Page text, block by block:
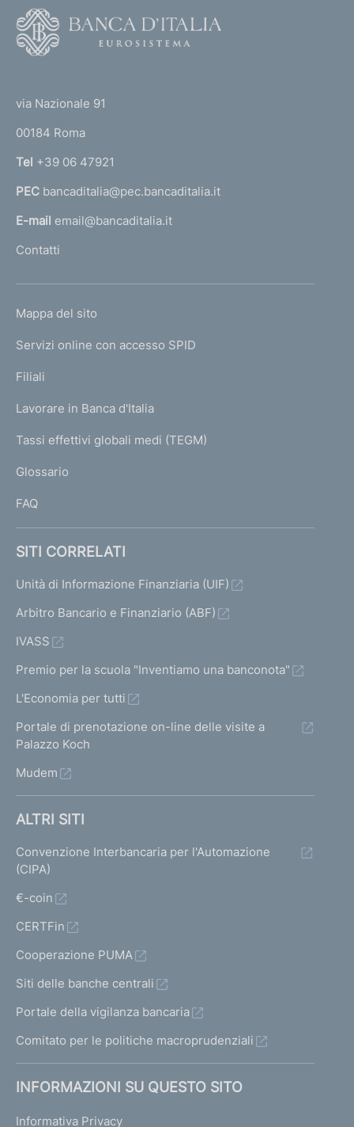
r
n
a
l
m
e
a
g
via Nazionale 91
00184 Roma
Tel +39 06 47921
PEC bancaditalia@pec.bancaditalia.it
E-mail email@bancaditalia.it
Contatti
L
N
K
T
I
I
Mappa del sito
Servizi online con accesso SPID
Filiali
Lavorare in Banca d'Italia
Tassi effettivi globali medi (TEGM)
Glossario
FAQ
SITI CORRELATI
Unità di Informazione Finanziaria (UIF)
Arbitro Bancario e Finanziario (ABF)
IVASS
Premio per la scuola "Inventiamo una banconota"
L'Economia per tutti
Portale di prenotazione on-line delle visite a
Palazzo Koch
Mudem
ALTRI SITI
Convenzione Interbancaria per l'Automazione
(CIPA)
€-coin
CERTFin
Cooperazione PUMA
Siti delle banche centrali
Portale della vigilanza bancaria
Comitato per le politiche macroprudenziali
INFORMAZIONI SU QUESTO SITO
Informativa Privacy